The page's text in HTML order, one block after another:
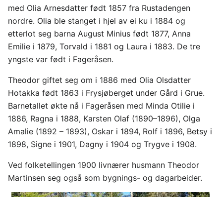
med Olia Arnesdatter født 1857 fra Rustadengen
nordre. Olia ble stanget i hjel av ei ku i 1884 og
etterlot seg barna August Minius født 1877, Anna
Emilie i 1879, Torvald i 1881 og Laura i 1883. De tre
yngste var født i Fageråsen.
Theodor giftet seg om i 1886 med Olia Olsdatter
Hotakka født 1863 i Frysjøberget under Gård i Grue.
Barnetallet økte nå i Fageråsen med Minda Otilie i
1886, Ragna i 1888, Karsten Olaf (1890–1896), Olga
Amalie (1892 – 1893), Oskar i 1894, Rolf i 1896, Betsy i
1898, Signe i 1901, Dagny i 1904 og Trygve i 1908.
Ved folketellingen 1900 livnærer husmann Theodor
Martinsen seg også som bygnings- og dagarbeider.